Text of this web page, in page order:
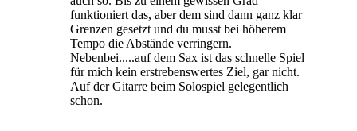
funktioniert das, aber dem sind dann ganz klar
Grenzen gesetzt und du musst bei höherem
Tempo die Abstände verringern.
Nebenbei.....auf dem Sax ist das schnelle Spiel
für mich kein erstrebenswertes Ziel, gar nicht.
Auf der Gitarre beim Solospiel gelegentlich
schon.